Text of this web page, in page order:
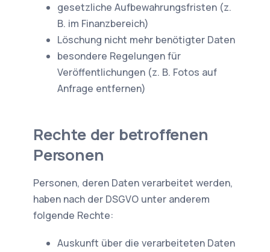
gesetzliche Aufbewahrungsfristen (z.
B. im Finanzbereich)
Löschung nicht mehr benötigter Daten
besondere Regelungen für
Veröffentlichungen (z. B. Fotos auf
Anfrage entfernen)
Rechte der betroffenen
Personen
Personen, deren Daten verarbeitet werden,
haben nach der DSGVO unter anderem
folgende Rechte:
Auskunft über die verarbeiteten Daten